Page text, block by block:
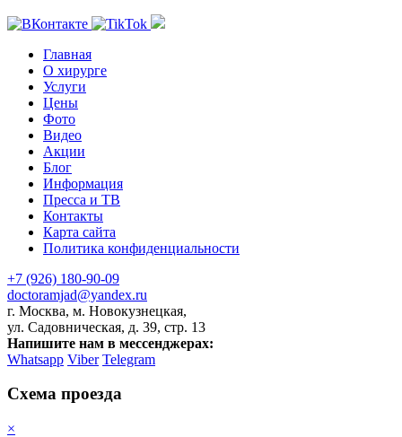
Главная
О хирурге
Услуги
Цены
Фото
Видео
Акции
Блог
Информация
Пресса и ТВ
Контакты
Карта сайта
Политика конфиденциальности
+7 (926) 180-90-09
doctoramjad@yandex.ru
г. Москва, м. Новокузнецкая,
ул. Садовническая, д. 39, стр. 13
Напишите нам в мессенджерах:
Whatsapp Viber Telegram
Схема проезда
×